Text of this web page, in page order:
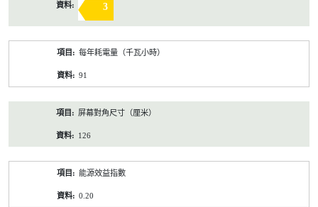
3
每年耗電量（千瓦小時）
91
屏幕對角尺寸（厘米）
126
能源效益指數
0.20